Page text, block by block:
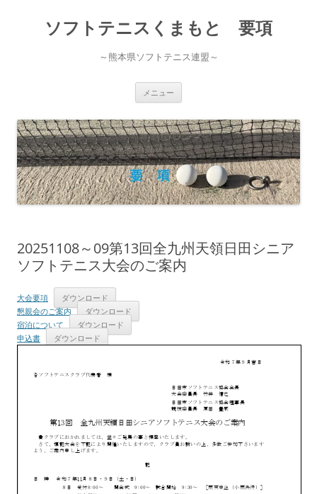
ソフトテニスくまもと 要項
～熊本県ソフトテニス連盟～
メニュー
20251108～09第13回全九州天領日田シニア
ソフトテニス大会のご案内
大会要項
ダウンロード
懇親会のご案内
ダウンロード
宿泊について
ダウンロード
申込書
ダウンロード